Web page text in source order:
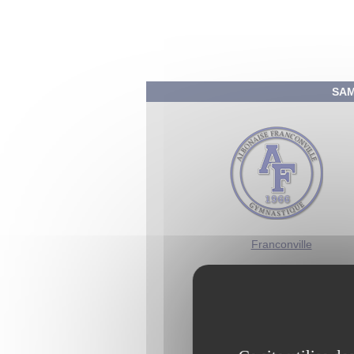
Franconville